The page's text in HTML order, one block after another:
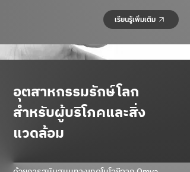
เรียนรู้เพิ่มเติม
อุตสาหกรรมรักษ์โลก
สำหรับผู้บริโภคและสิ่ง
แวดล้อม